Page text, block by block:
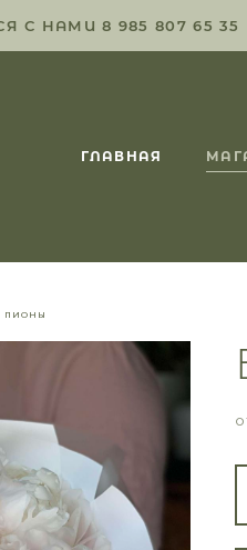
С НАМИ 8 985 807 65 35
ГЛАВНАЯ
пионы